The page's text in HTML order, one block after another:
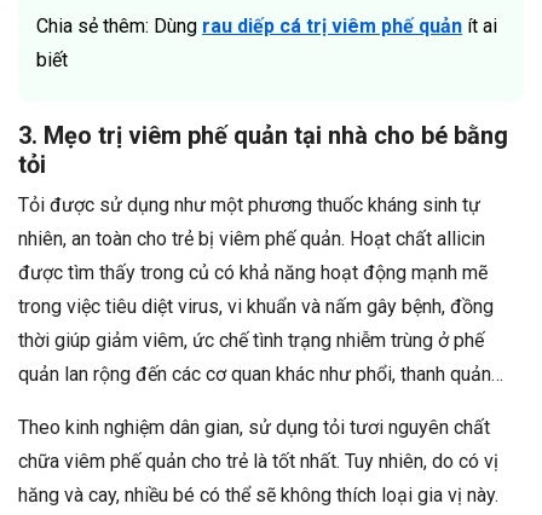
Chia sẻ thêm: Dùng rau diếp cá trị viêm phế quản ít ai
biết
3. Mẹo trị viêm phế quản tại nhà cho bé bằng
tỏi
Tỏi được sử dụng như một phương thuốc kháng sinh tự
nhiên, an toàn cho trẻ bị viêm phế quản. Hoạt chất allicin
được tìm thấy trong củ có khả năng hoạt động mạnh mẽ
trong việc tiêu diệt virus, vi khuẩn và nấm gây bệnh, đồng
thời giúp giảm viêm, ức chế tình trạng nhiễm trùng ở phế
quản lan rộng đến các cơ quan khác như phổi, thanh quản…
Theo kinh nghiệm dân gian, sử dụng tỏi tươi nguyên chất
chữa viêm phế quản cho trẻ là tốt nhất. Tuy nhiên, do có vị
hăng và cay, nhiều bé có thể sẽ không thích loại gia vị này.